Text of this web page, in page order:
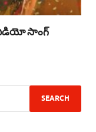
వీడియో సాంగ్